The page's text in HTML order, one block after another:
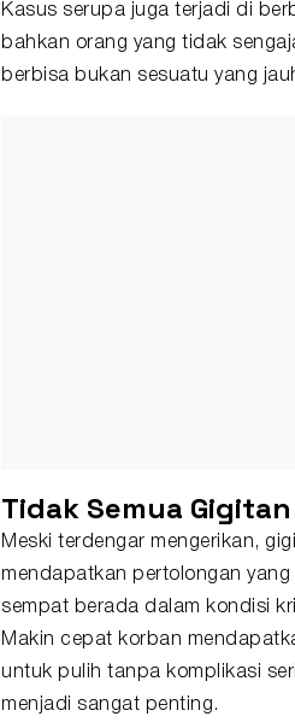
Kasus serupa juga terjadi di
bahkan orang yang tidak
berbisa bukan sesuatu yang
Tidak Semua
Meski terdengar mengerikan,
mendapatkan pertolongan
sempat berada dalam kondisi
Makin cepat korban
untuk pulih tanpa komplikasi
menjadi sangat penting.